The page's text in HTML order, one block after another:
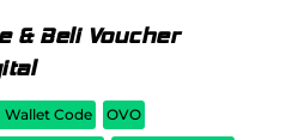
& Beli Voucher
Wallet Code
OVO